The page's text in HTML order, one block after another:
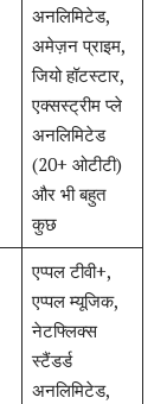
अनलिमिटेड,
अमेज़न प्राइम,
जियो हॉटस्टार,
एक्सस्ट्रीम प्ले
अनलिमिटेड
(20+ ओटीटी)
और भी बहुत
कुछ
एप्पल टीवी+,
एप्पल म्यूजिक,
नेटफ्लिक्स
स्टैंडर्ड
अनलिमिटेड,